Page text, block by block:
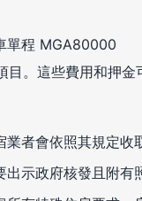
單程 MGA80000
。這些費用和押金
業者會依照其規定收
出示政府核發且附